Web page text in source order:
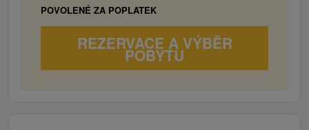
POVOLENÉ ZA POPLATEK
REZERVACE A VÝBĚR
POBYTU